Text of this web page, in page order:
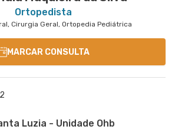
Ortopedista
Cirurgia Geral, Ortopedia Pediátrica
MARCAR CONSULTA
Luzia - Unidade Ohb